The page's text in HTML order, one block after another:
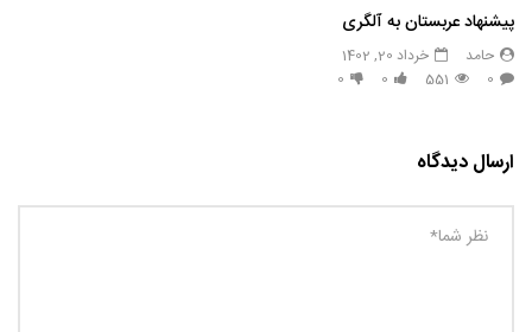
پیشنهاد عربستان به آلگری
حامد
خرداد 20, 1402
0
551
0
0
ارسال دیدگاه